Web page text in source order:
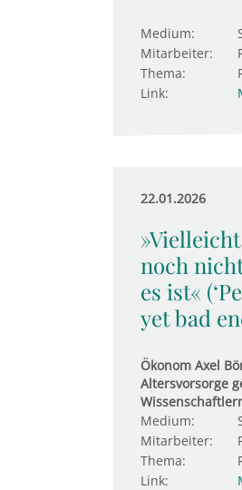
Medium:
Mitarbeiter:
Thema:
Link:
22.01.2026
noch
es ist«
yet bad
Ökonom Axel
Altersvorsorge
Medium:
Mitarbeiter:
Thema:
Link: